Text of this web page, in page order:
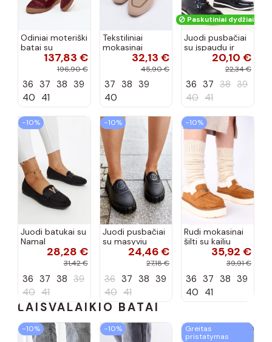
Odiniai moteriški
batai su
siūlėmis, pilies
tipo, Artiker
spalvos
137,83 €
196,90 €
36 37 38 39
40 41
Tekstiliniai
mokasinai
smėlio spalvos
32,13 €
45,90 €
37 38 39
40
Paskutiniai dydžiai!
Juodi pusbačiai
su įspaudu ir
kvadratiniu
priekiu Kerawa
20,10 €
22,34 €
36 37 38 39
40 41
−10%
Juodi batukai su
Namal
dekoracija28,28 €
31,42 €
36 37 38 39
40 41
−10%
Juodi pusbačiai
su masyviu
padu Teska24,46 €
27,18 €
36 37 38 39
40 41
−10%
Rudi mokasinai
šilti su kailiu
35,92 €
39,91 €
36 37 38 39
40 41
LAISVALAIKIO BATAI
−10% −10%
Greitas
pristatymas